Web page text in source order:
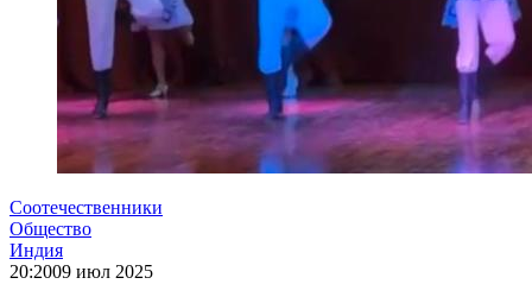
Соотечественники
Общество
Индия
20:2009 июл 2025